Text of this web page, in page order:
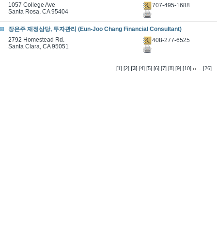
1057 College Ave
Santa Rosa, CA 95404
707-495-1688
장은주 재정삼당, 투자관리 (Eun-Joo Chang Financial Consultant)
2792 Homestead Rd.
Santa Clara, CA 95051
408-277-6525
[1] [2] [3] [4] [5] [6] [7] [8] [9] [10] ...[26]